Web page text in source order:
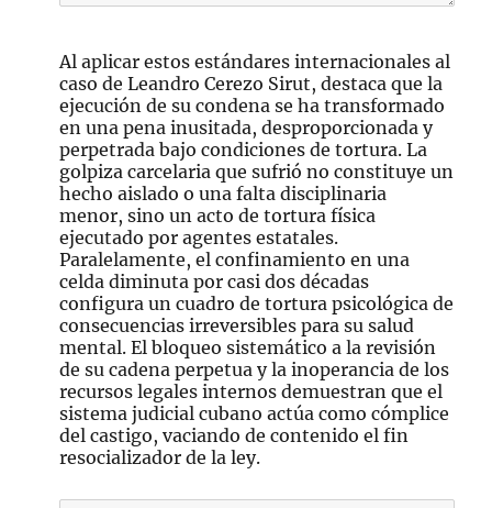
Al aplicar estos estándares internacionales al
caso de Leandro Cerezo Sirut, destaca que la
ejecución de su condena se ha transformado
en una pena inusitada, desproporcionada y
perpetrada bajo condiciones de tortura. La
golpiza carcelaria que sufrió no constituye un
hecho aislado o una falta disciplinaria
menor, sino un acto de tortura física
ejecutado por agentes estatales.
Paralelamente, el confinamiento en una
celda diminuta por casi dos décadas
configura un cuadro de tortura psicológica de
consecuencias irreversibles para su salud
mental. El bloqueo sistemático a la revisión
de su cadena perpetua y la inoperancia de los
recursos legales internos demuestran que el
sistema judicial cubano actúa como cómplice
del castigo, vaciando de contenido el fin
resocializador de la ley.